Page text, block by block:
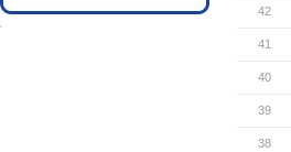
42
41
40
39
38